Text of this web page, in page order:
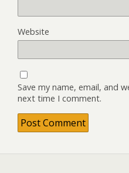
Website
Save my name, email, and
next time I comment.